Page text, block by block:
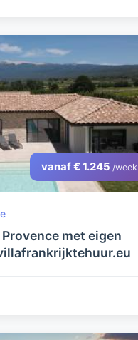
vanaf € 1.245 /week
met eigen